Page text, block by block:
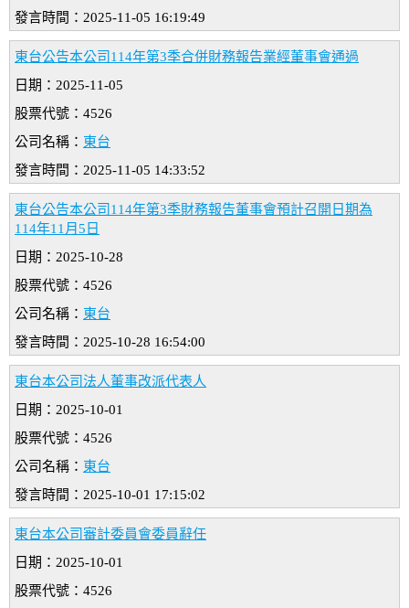
發言時間：2025-11-05 16:19:49
東台公告本公司114年第3季合併財務報告業經董事會通過
日期：2025-11-05
股票代號：4526
公司名稱： 東台
發言時間：2025-11-05 14:33:52
東台公告本公司114年第3季財務報告董事會預計召開日期為
114年11月5日
日期：2025-10-28
股票代號：4526
公司名稱： 東台
發言時間：2025-10-28 16:54:00
東台本公司法人董事改派代表人
日期：2025-10-01
股票代號：4526
公司名稱： 東台
發言時間：2025-10-01 17:15:02
東台本公司審計委員會委員辭任
日期：2025-10-01
股票代號：4526